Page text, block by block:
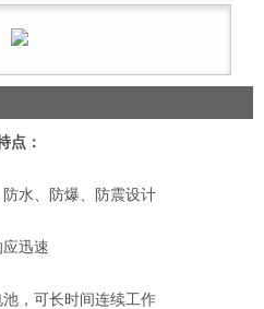
点：
水、防爆、防震设计
迅速
，可长时间连续工作